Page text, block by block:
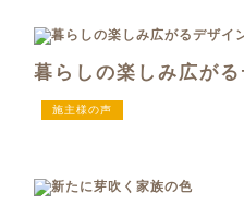
暮らしの楽しみ広がる
施主様の声